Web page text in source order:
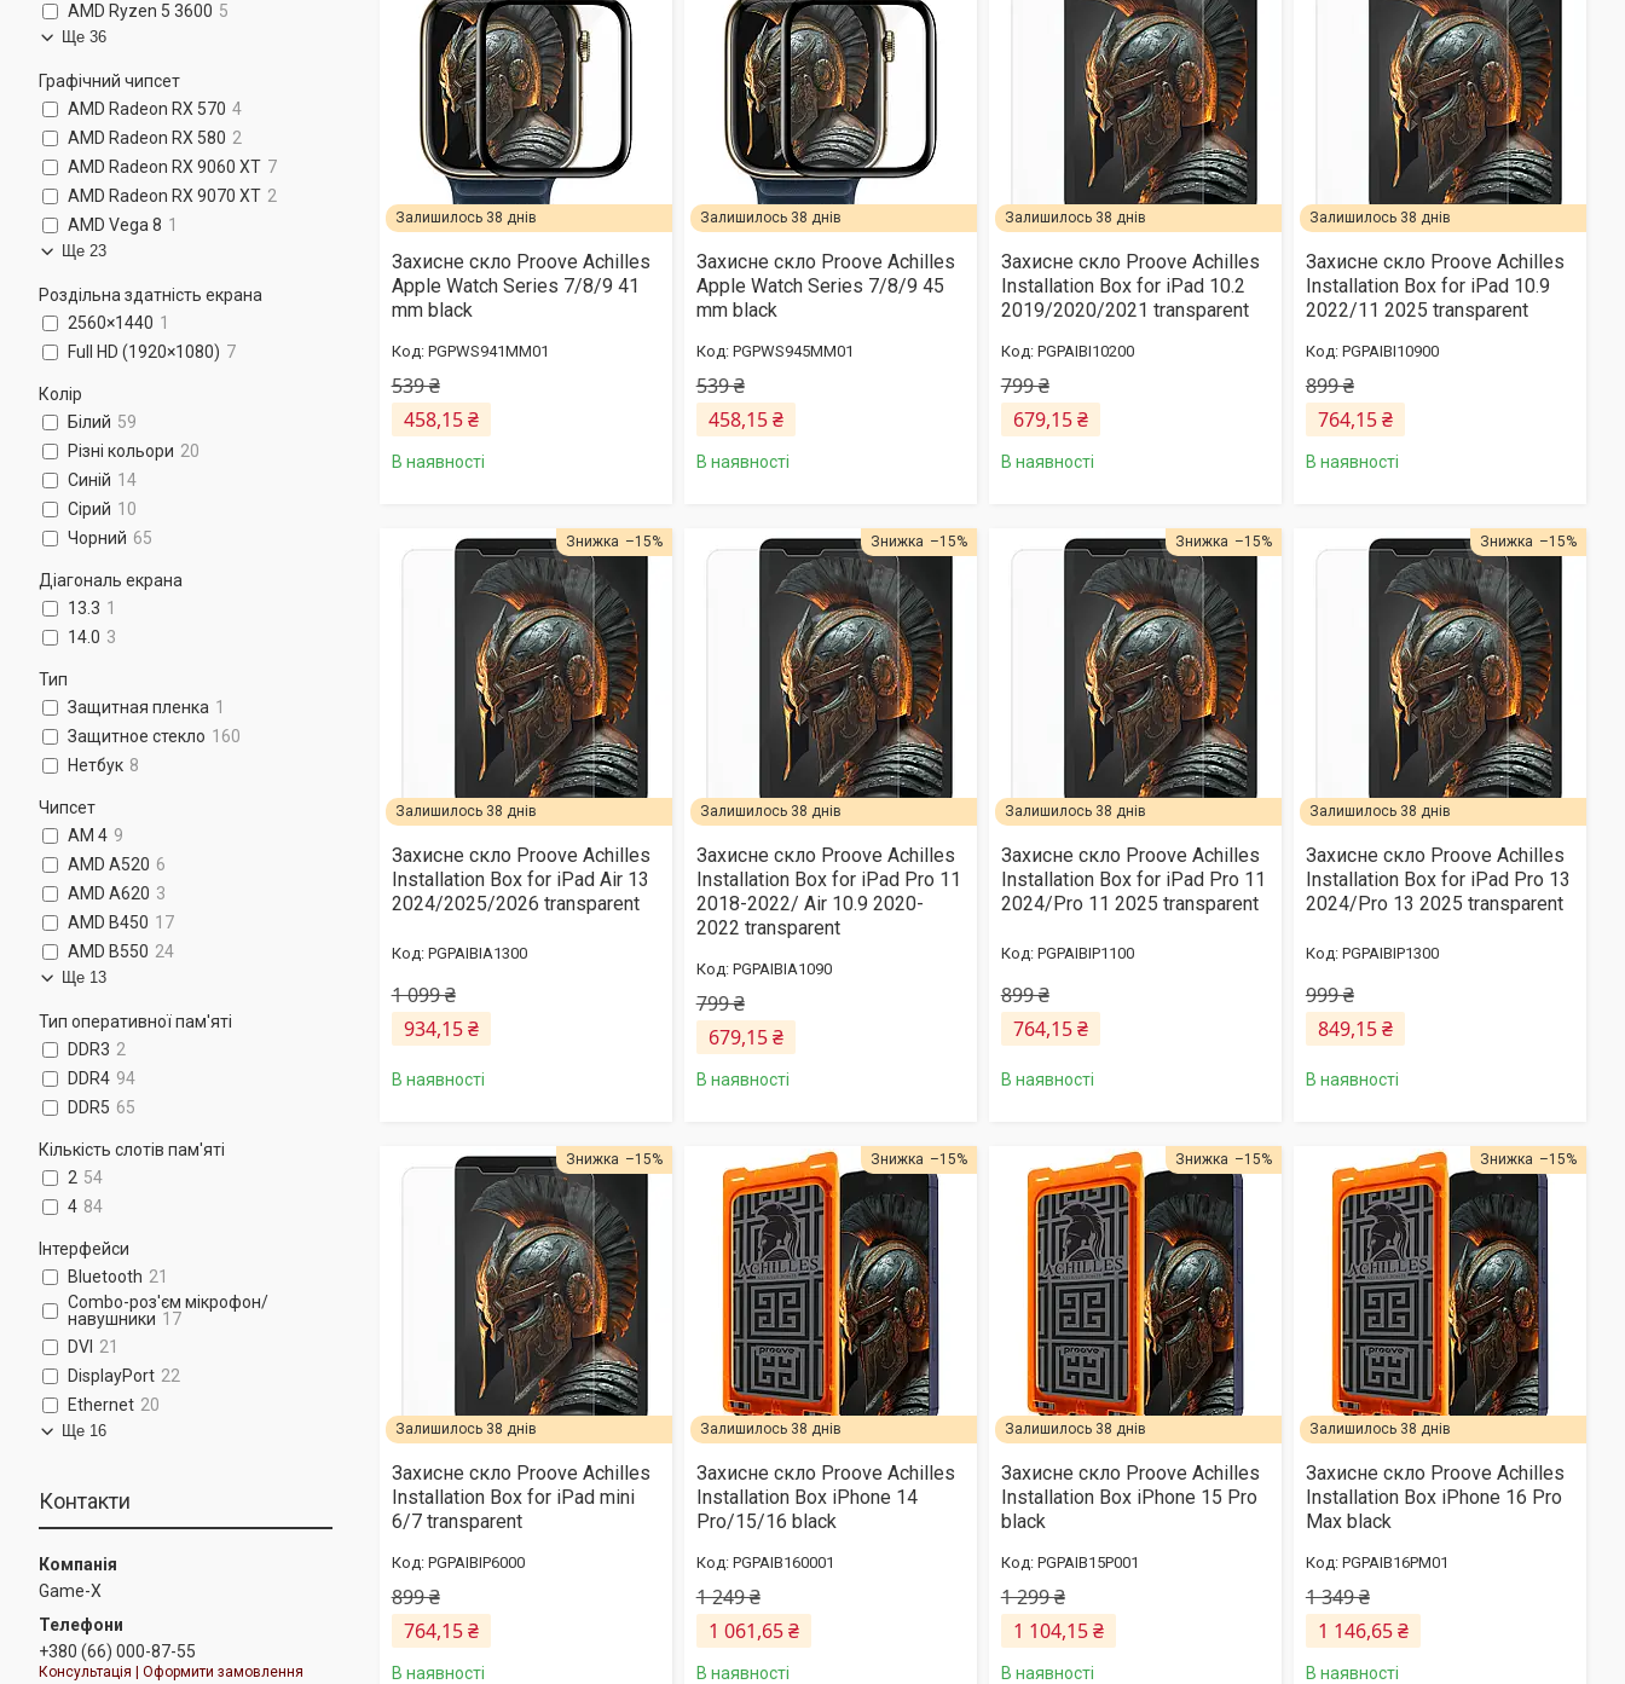
AMD Ryzen 5 3600 5
Ще 36
Графічний чипсет
AMD Radeon RX 570 4
AMD Radeon RX 580 2
AMD Radeon RX 9060 XT 7
AMD Radeon RX 9070 XT 2
AMD Vega 8 1
Ще 23
Роздільна здатність екрана
2560×1440 1
Full HD (1920×1080) 7
Колір
Білий 59
Різні кольори 20
Синій 14
Сірий 10
Чорний 65
Діагональ екрана
13.3 1
14.0 3
Тип
Защитная пленка 1
Защитное стекло 160
Нетбук 8
Чипсет
AM 4 9
AMD A520 6
AMD A620 3
AMD B450 17
AMD B550 24
Ще 13
Тип оперативної пам'яті
DDR3 2
DDR4 94
DDR5 65
Кількість слотів пам'яті
2 54
4 84
Інтерфейси
Bluetooth 21
Combo-роз'єм мікрофон/
навушники 17
DVI 21
DisplayPort 22
Ethernet 20
Ще 16
Контакти
Game-X
+380 (66) 000-87-55
Консультація | Оформити замовлення
Залишилось 38 днів
Захисне скло Proove Achilles
Apple Watch Series 7/8/9 41
mm black
PGPWS941MM01
539 ₴
458,15 ₴
В наявності
Залишилось 38 днів
Захисне скло Proove Achilles
Apple Watch Series 7/8/9 45
mm black
PGPWS945MM01
539 ₴
458,15 ₴
В наявності
Залишилось 38 днів
Захисне скло Proove Achilles
Installation Box for iPad 10.2
2019/2020/2021 transparent
PGPAIBI10200
799 ₴
679,15 ₴
В наявності
Залишилось 38 днів
Захисне скло Proove Achilles
Installation Box for iPad 10.9
2022/11 2025 transparent
PGPAIBI10900
899 ₴
764,15 ₴
В наявності
–15%
Залишилось 38 днів
Захисне скло Proove Achilles
Installation Box for iPad Air 13
2024/2025/2026 transparent
PGPAIBIA1300
1 099 ₴
934,15 ₴
В наявності
–15%
Залишилось 38 днів
Захисне скло Proove Achilles
Installation Box for iPad Pro 11
2018-2022/ Air 10.9 2020-
2022 transparent
PGPAIBIA1090
799 ₴
679,15 ₴
В наявності
–15%
Залишилось 38 днів
Захисне скло Proove Achilles
Installation Box for iPad Pro 11
2024/Pro 11 2025 transparent
PGPAIBIP1100
899 ₴
764,15 ₴
В наявності
–15%
Залишилось 38 днів
Захисне скло Proove Achilles
Installation Box for iPad Pro 13
2024/Pro 13 2025 transparent
PGPAIBIP1300
999 ₴
849,15 ₴
В наявності
–15%
Залишилось 38 днів
Захисне скло Proove Achilles
Installation Box for iPad mini
6/7 transparent
PGPAIBIP6000
899 ₴
764,15 ₴
В наявності
–15%
Залишилось 38 днів
Захисне скло Proove Achilles
Installation Box iPhone 14
Pro/15/16 black
PGPAIB160001
1 249 ₴
1 061,65 ₴
В наявності
–15%
Залишилось 38 днів
Захисне скло Proove Achilles
Installation Box iPhone 15 Pro
black
PGPAIB15P001
1 299 ₴
1 104,15 ₴
В наявності
–15%
Залишилось 38 днів
Захисне скло Proove Achilles
Installation Box iPhone 16 Pro
Max black
PGPAIB16PM01
1 349 ₴
1 146,65 ₴
В наявності